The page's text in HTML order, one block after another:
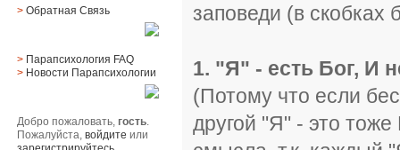
> Обратная Cвязь
> Парапсихология FAQ
> Новости Парапсихологии
Добро пожаловать,гость.
Пожалуйста,войдите или
заповеди (в скобках
1. "Я" - есть Бог, И
(Потому что если
другой "Я" - это тоже